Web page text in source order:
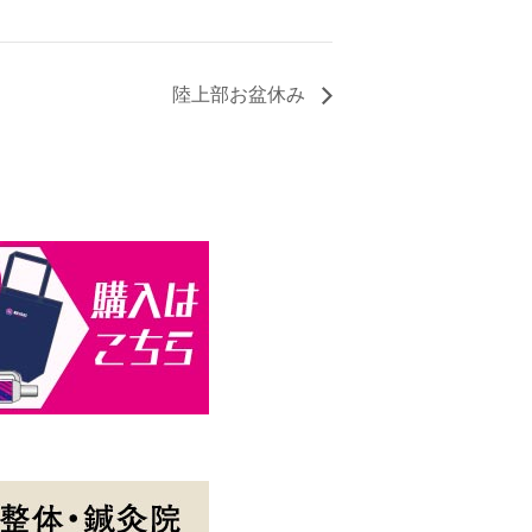
陸上部お盆休み